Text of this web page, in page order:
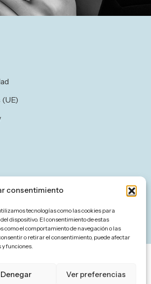
consentimiento
tecnologías como las cookies para
dispositivo. El consentimiento de estas
el comportamiento de navegación o las
o retirar el consentimiento, puede afectar
funciones.
Denegar Ver preferencias